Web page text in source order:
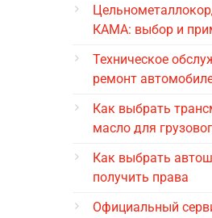
КАМА: выбор и
Техническое
ремонт
Как выбрать
масло для
Как выбрать
получить права
Официальный